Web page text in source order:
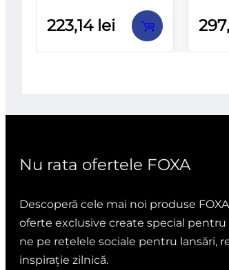
la
223,14 lei
la
Nu rata ofertele FOXA
Descoperă cele mai noi produse
oferte exclusive create special
ne pe rețelele sociale pentru lansări,
inspirație zilnică.